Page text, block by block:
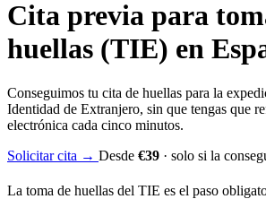
Cita previa para
huellas (TIE) en
Conseguimos tu cita de huellas para la
Identidad de Extranjero, sin que tengas que
electrónica cada cinco minutos.
Solicitar cita → Desde €39 · solo si la
La toma de huellas del TIE es el paso